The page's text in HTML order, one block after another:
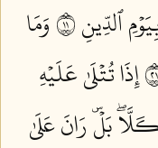
ٱلدِّينِ ١١
وَمَا
إِذَا تُتۡلَىٰ عَلَيۡهِ
بَلۡۜ رَانَ عَلَىٰ